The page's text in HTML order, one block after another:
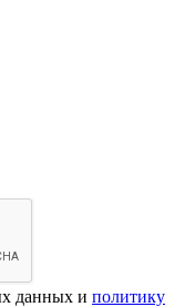
данных и политику